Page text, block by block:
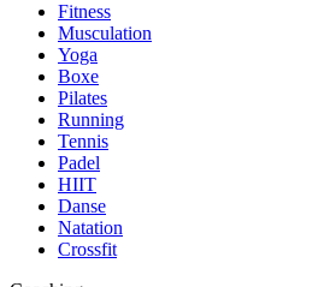
Fitness
Musculation
Yoga
Boxe
Pilates
Running
Tennis
Padel
HIIT
Danse
Natation
Crossfit